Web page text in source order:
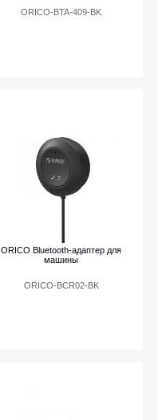
ORICO-BTA-409-BK
ORICO Bluetooth-адаптер для
машины
ORICO-BCR02-BK